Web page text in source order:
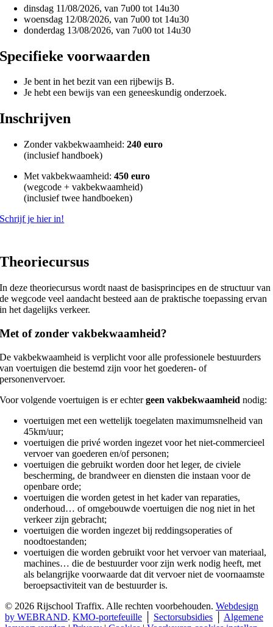
dinsdag 11/08/2026, van 7u00 tot 14u30
woensdag 12/08/2026, van 7u00 tot 14u30
donderdag 13/08/2026, van 7u00 tot 14u30
Specifieke voorwaarden
Je bent in het bezit van een rijbewijs B.
Je hebt een bewijs van een geneeskundig onderzoek.
Inschrijven
Zonder vakbekwaamheid:240 euro
(inclusief handboek)
Met vakbekwaamheid:450 euro
(wegcode + vakbekwaamheid)
(inclusief twee handboeken)
Schrijf je hier in!
Theoriecursus
In deze theoriecursus wordt naast de basisprincipes en de structuur van
de wegcode veel aandacht besteed aan de praktische toepassing ervan
in het dagelijks verkeer.
Met of zonder vakbekwaamheid?
De vakbekwaamheid is verplicht voor alle professionele bestuurders
van voertuigen die bestemd zijn voor het goederen- of
personenvervoer.
Voor volgende voertuigen is er echtergeen vakbekwaamheid nodig:
voertuigen met een wettelijk toegelaten maximumsnelheid van
45km/uur;
voertuigen die privé worden ingezet voor het niet-commercieel
vervoer van goederen en/of personen;
voertuigen die gebruikt worden door het leger, de civiele
bescherming, de brandweer en diensten die instaan voor de
openbare orde;
voertuigen die worden getest in het kader van reparaties,
onderhoud… of omgebouwde voertuigen die nog niet in het
verkeer zijn gebracht;
voertuigen die worden ingezet bij reddingsoperaties of
noodtoestanden;
voertuigen die worden gebruikt voor het vervoer van materiaal,
machines… die de bestuurder voor zijn werk nodig heeft, met
als belangrijke voorwaarde dat dit vervoer niet de voornaamste
beroepsactiviteit van de bestuurder is.
© 2026 Rijschool Traffix. Alle rechten voorbehouden. Webdesign
by WEBRAND. KMO-portefeuille Sectorsubsidies
Algemene